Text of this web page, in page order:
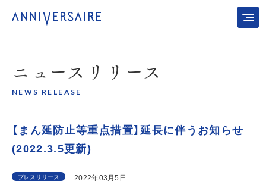
ニュース リリース
NEWS RELEASE
【まん延防止等重点措置】延長に伴うお知らせ
(2022.3.5更新)
プレスリリース 2022年03月5日